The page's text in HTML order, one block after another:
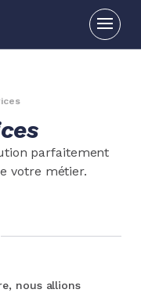
parfaitement
votre métier.
nous allions